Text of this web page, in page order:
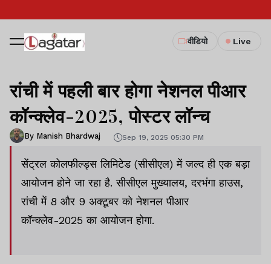
वीडियो Live
रांची में पहली बार होगा नेशनल पीआर
कॉन्क्लेव-2025, पोस्टर लॉन्च
By Manish Bhardwaj Sep 19, 2025 05:30 PM
सेंट्रल कोलफील्ड्स लिमिटेड (सीसीएल) में जल्द ही एक बड़ा
आयोजन होने जा रहा है. सीसीएल मुख्यालय, दरभंगा हाउस,
रांची में 8 और 9 अक्टूबर को नेशनल पीआर
कॉन्क्लेव-2025 का आयोजन होगा.